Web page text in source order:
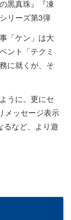
黒真珠』『凍
リーズ第3弾
「ケン」は大
ント「テクミ
に就くが、そ
うに。更にセ
メッセージ表示
るなど、より遊